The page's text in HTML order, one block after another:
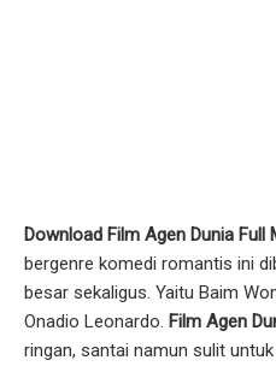
Download Film Agen Dunia Full
bergenre komedi romantis ini
besar sekaligus. Yaitu Baim
Onadio Leonardo. Film Agen
ringan, santai namun sulit